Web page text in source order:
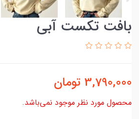
بافت تکست آبی
3,790,000 تومان
محصول مورد نظر موجود نمی‌باشد.